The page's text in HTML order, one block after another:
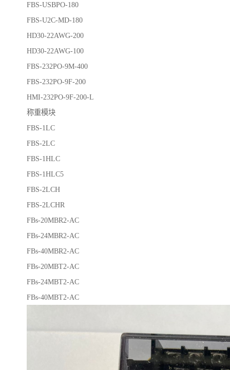
FBS-USBPO-180
FBS-U2C-MD-180
HD30-22AWG-200
HD30-22AWG-100
FBS-232PO-9M-400
FBS-232PO-9F-200
HMI-232PO-9F-200-L
称重模块
FBS-1LC
FBS-2LC
FBS-1HLC
FBS-1HLC5
FBS-2LCH
FBS-2LCHR
FBs-20MBR2-AC
FBs-24MBR2-AC
FBs-40MBR2-AC
FBs-20MBT2-AC
FBs-24MBT2-AC
FBs-40MBT2-AC